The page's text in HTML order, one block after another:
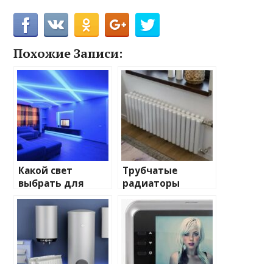
Похожие Записи:
Какой свет
выбрать для
домашнего
освещения
Трубчатые
радиаторы
отопления: виды
и характеристики